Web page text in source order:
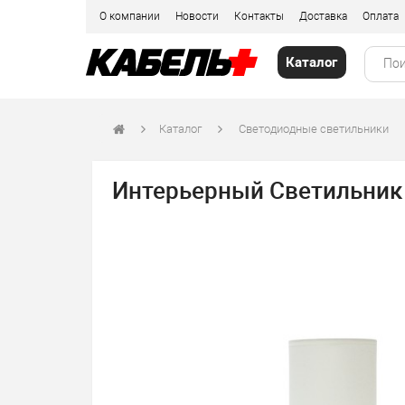
О компании Новости Контакты Доставка Оплата
Каталог
Каталог Светодиодные светильники
Интерьерный